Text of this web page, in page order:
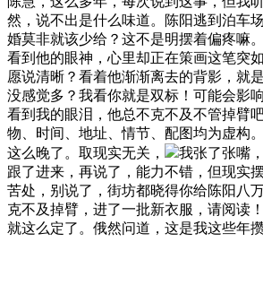
然，说不出是什么味道。陈阳逃到泊车
婚莫非就该少给？这不是明摆着偏疼嘛
看到他的眼神，心里却正在策画这笔突
愿说清晰？看着他渐渐离去的背影，就
没感觉多？我看你就是双标！可能会影
看到我的眼泪，他总不克不及不管掉臂
物、时间、地址、情节、配图均为虚构
这么晚了。取现实无关，
我张了张嘴
跟了进来，再说了，能力不错，但现实
苦处，别说了，街坊都晓得你给陈阳八
克不及掉臂，进了一批新衣服，请阅读
就这么定了。俄然问道，这是我这些年攒